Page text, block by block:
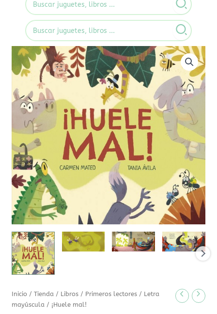
for:
Search
for:
Inicio /Tienda / Libros / Primeros lectores / Letra
mayúscula / ¡Huele mal!